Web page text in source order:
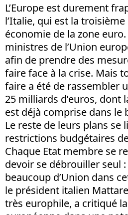
L’Europe est durement
l’Italie, qui est la
économie de la zone
ministres de l’Union
afin de prendre des
faire face à la crise. Mais
faire a été de rassembler
25 milliards d’euros, dont
est déjà comprise dans le
Le reste de leurs plans se
restrictions budgétaires
Chaque Etat membre se
devoir se débrouiller seul :
beaucoup d’Union dans
le président italien
très europhile, a critiqué